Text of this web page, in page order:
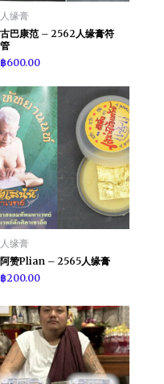
人缘膏
古巴康范 – 2562人缘膏符
管
฿600.00
人缘膏
阿赞Plian – 2565人缘膏
฿200.00